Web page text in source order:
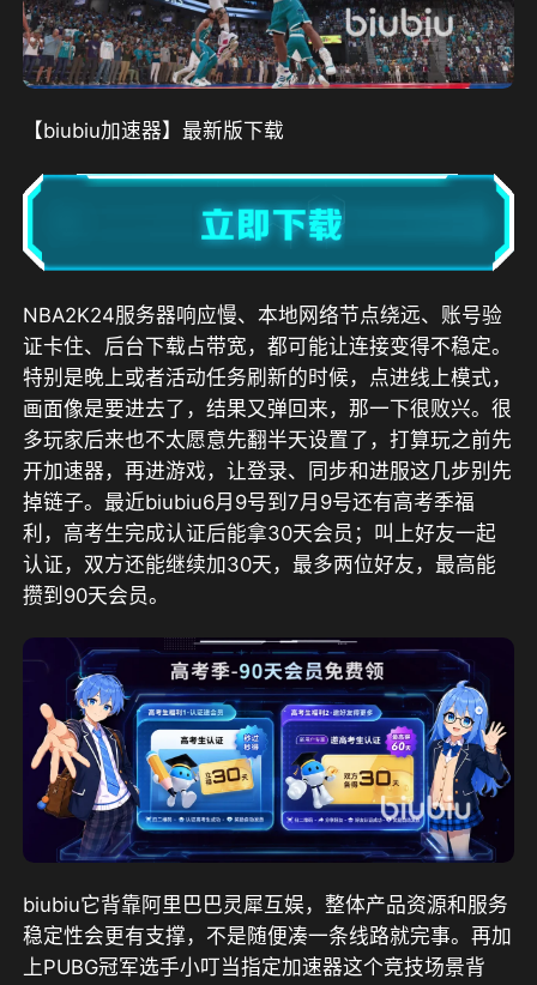
【biubiu加速器】最新版下载
NBA2K24服务器响应慢、本地网络节点绕远、账号验
证卡住、后台下载占带宽，都可能让连接变得不稳定。
特别是晚上或者活动任务刷新的时候，点进线上模式，
画面像是要进去了，结果又弹回来，那一下很败兴。很
多玩家后来也不太愿意先翻半天设置了，打算玩之前先
开加速器，再进游戏，让登录、同步和进服这几步别先
掉链子。最近biubiu6月9号到7月9号还有高考季福
利，高考生完成认证后能拿30天会员；叫上好友一起
认证，双方还能继续加30天，最多两位好友，最高能
攒到90天会员。
biubiu它背靠阿里巴巴灵犀互娱 ，整体产品资源和服务
稳定性会更有支撑，不是随便凑一条线路就完事。再加
上PUBG冠军选手小叮当指定加速器这个竞技场景背